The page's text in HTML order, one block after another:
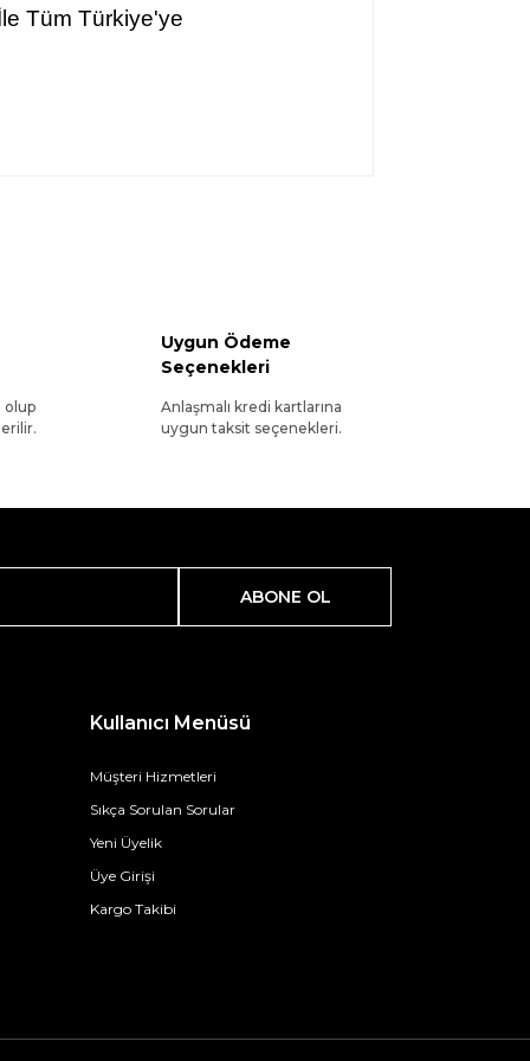
Tüm Türkiye'ye
olup
Uygun Ödeme
Seçenekleri
Anlaşmalı kredi kartlarına
uygun taksit seçenekleri.
ABONE OL
Kullanıcı Menüsü
Müşteri Hizmetleri
Sıkça Sorulan Sorular
Yeni Üyelik
Üye Girişi
Kargo Takibi